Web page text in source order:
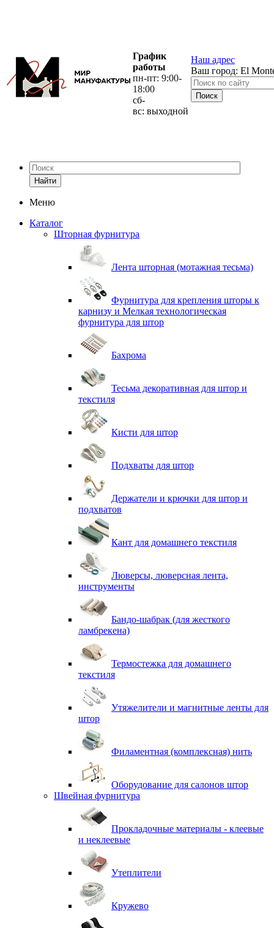
График
работы
пн-пт: 9:00-
18:00
сб-
вс: выходной
Наш адрес
Ваш город: El
Найти
Меню
Каталог
Шторная фурнитура
Лента шторная (мотажная тесьма)
Фурнитура для крепления шторы к
карнизу и Мелкая технологическая
фурнитура для штор
Бахрома
Тесьма декоративная для штор и
текстиля
Кисти для штор
Подхваты для штор
Держатели и крючки для штор и
подхватов
Кант для домашнего текстиля
Люверсы, люверсная лента,
инструменты
Бандо-шабрак (для жесткого
ламбрекена)
Термостежка для домашнего
текстиля
Утяжелители и магнитные ленты для
штор
Филаментная (комплексная) нить
Оборудование для салонов штор
Швейная фурнитура
Прокладочные материалы - клеевые
и неклеевые
Утеплители
Кружево